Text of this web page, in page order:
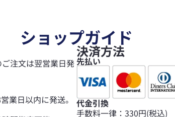
ショップガイド
注文は翌営業日発
業日以内に発送。
決済方法
先払い
代金引換
手数料一律：330円(税込)